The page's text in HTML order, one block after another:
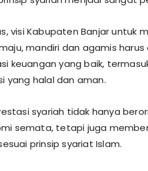
visi Kabupaten Banjar untuk
mandiri dan agamis harus
keuangan yang baik,
yang halal dan aman.
syariah tidak hanya
semata, tetapi juga
prinsip syariat Islam.